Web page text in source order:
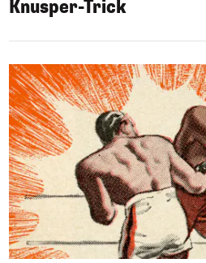
Knusper-Trick